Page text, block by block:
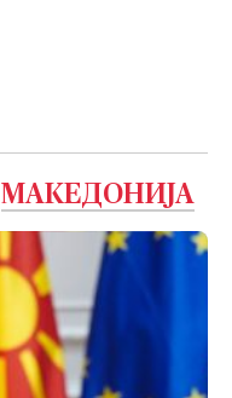
МАКЕДОНИЈА